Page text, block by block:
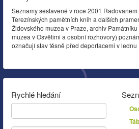
Seznamy sestavené v roce 2001
Terezínských pamětních knih a dalších
Židovského muzea v Praze, archiv
muzea v Osvětimi a osobní rozhovory)
označují stav těsně před deportacemi v lednu
Rychlé hledání